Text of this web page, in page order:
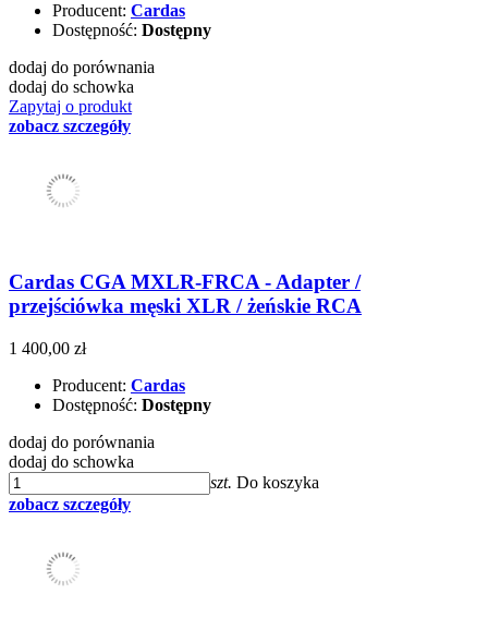
Producent: Cardas
Dostępność: Dostępny
dodaj do porównania
dodaj do schowka
Zapytaj o produkt
zobacz szczegóły
Cardas CGA MXLR-FRCA - Adapter /
przejściówka męski XLR / żeńskie RCA
1 400,00 zł
Producent: Cardas
Dostępność: Dostępny
dodaj do porównania
dodaj do schowka
szt. Do koszyka
zobacz szczegóły